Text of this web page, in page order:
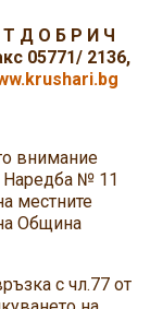
Д О Б Р И Ч
05771/ 2136,
внимание
Наредба № 11
местните
Община
с чл.77 от